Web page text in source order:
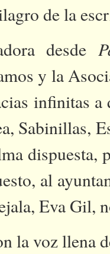
de la
desde
y la
infinitas
Sabinillas,
dispuesta,
al
Eva Gil,
la voz llena